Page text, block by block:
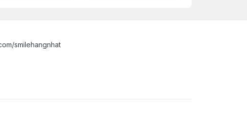
smilehangnhat